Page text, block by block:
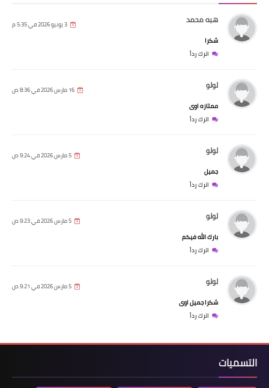
هبه محمد 3 يونيو 2026 في 5:35 م
شكرا
اترك رداً
لولو 16 مارس 2026 في 8:36 ص
ممتازه اوى
اترك رداً
لولو 5 مارس 2026 في 9:24 ص
جميل
اترك رداً
لولو 5 مارس 2026 في 9:23 ص
بارك الله فيكم
اترك رداً
لولو 5 مارس 2026 في 9:21 ص
شكرا جميل اوى
اترك رداً
التسميات